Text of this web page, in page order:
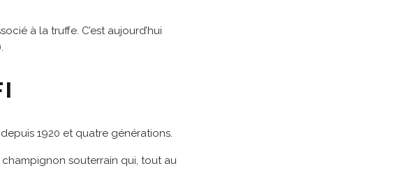
à la truffe. C’est aujourd’hui
1920 et quatre générations.
souterrain qui, tout au